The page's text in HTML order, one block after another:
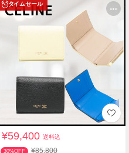
タイムセール
¥59,400送料込
30%OFF ¥85,800